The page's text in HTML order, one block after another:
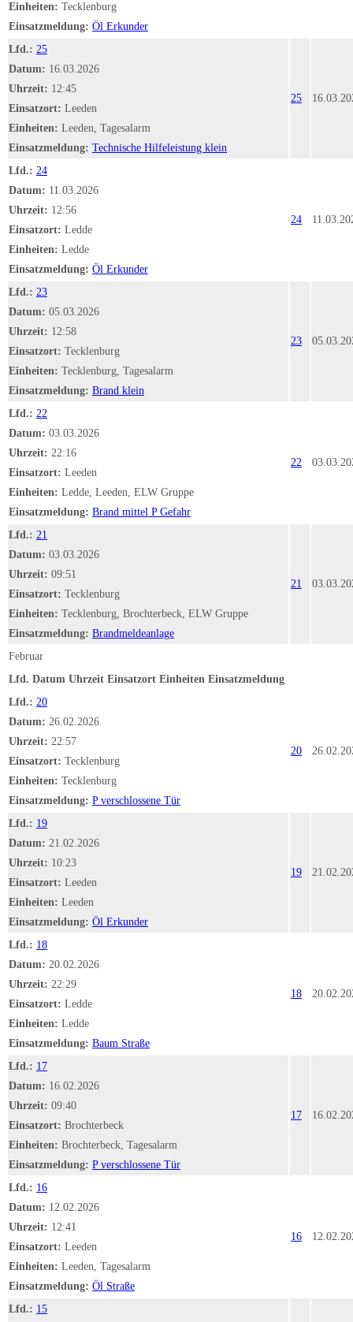
Einheiten: Tecklenburg
Einsatzmeldung: Öl Erkunder
Lfd.: 25
Datum: 16.03.2026
Uhrzeit: 12:45
Einsatzort: Leeden
Einheiten: Leeden, Tagesalarm
Einsatzmeldung: Technische Hilfeleistung klein
25
Lfd.: 24
Datum: 11.03.2026
Uhrzeit: 12:56
Einsatzort: Ledde
Einheiten: Ledde
Einsatzmeldung: Öl Erkunder
24
Lfd.: 23
Datum: 05.03.2026
Uhrzeit: 12:58
Einsatzort: Tecklenburg
Einheiten: Tecklenburg, Tagesalarm
Einsatzmeldung: Brand klein
23
Lfd.: 22
Datum: 03.03.2026
Uhrzeit: 22:16
Einsatzort: Leeden
Einheiten: Ledde, Leeden, ELW Gruppe
Einsatzmeldung: Brand mittel P Gefahr
22
Lfd.: 21
Datum: 03.03.2026
Uhrzeit: 09:51
Einsatzort: Tecklenburg
Einheiten: Tecklenburg, Brochterbeck, ELW Gruppe
Einsatzmeldung: Brandmeldeanlage
21
Februar
Lfd. Datum Uhrzeit Einsatzort Einheiten Einsatzmeldung
Lfd.: 20
Datum: 26.02.2026
Uhrzeit: 22:57
Einsatzort: Tecklenburg
Einheiten: Tecklenburg
Einsatzmeldung: P verschlossene Tür
20
Lfd.: 19
Datum: 21.02.2026
Uhrzeit: 10:23
Einsatzort: Leeden
Einheiten: Leeden
Einsatzmeldung: Öl Erkunder
19
Lfd.: 18
Datum: 20.02.2026
Uhrzeit: 22:29
Einsatzort: Ledde
Einheiten: Ledde
Einsatzmeldung: Baum Straße
18
Lfd.: 17
Datum: 16.02.2026
Uhrzeit: 09:40
Einsatzort: Brochterbeck
Einheiten: Brochterbeck, Tagesalarm
Einsatzmeldung: P verschlossene Tür
17
Lfd.: 16
Datum: 12.02.2026
Uhrzeit: 12:41
Einsatzort: Leeden
Einheiten: Leeden, Tagesalarm
Einsatzmeldung: Öl Straße
16
Lfd.: 15